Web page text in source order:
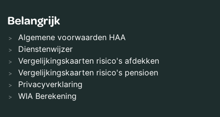
Belangrijk
Algemene voorwaarden HAA
Dienstenwijzer
Vergelijkingskaarten risico's afdekken
Vergelijkingskaarten risico's pensioen
Privacyverklaring
WIA Berekening